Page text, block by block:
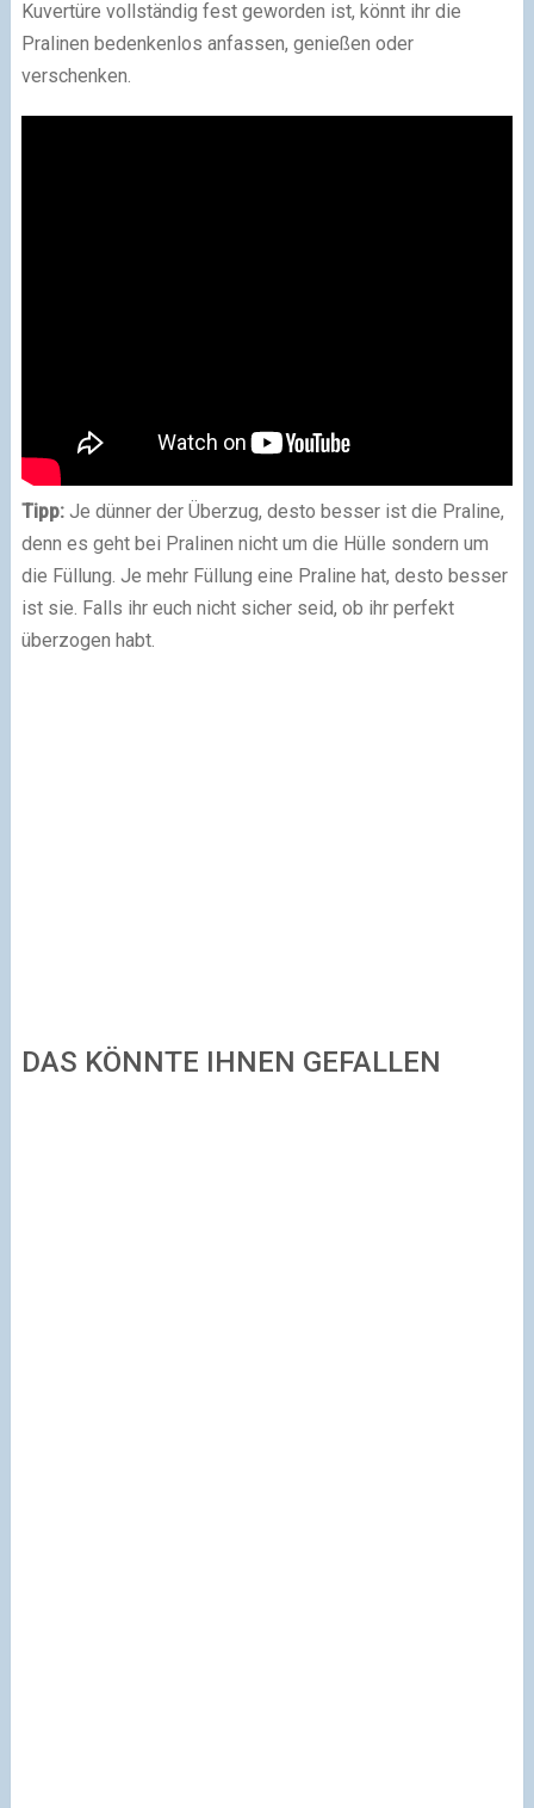
Kuvertüre vollständig fest geworden ist, könnt ihr die
Pralinen bedenkenlos anfassen, genießen oder
verschenken.
Tipp: Je dünner der Überzug, desto besser ist die Praline,
denn es geht bei Pralinen nicht um die Hülle sondern um
die Füllung. Je mehr Füllung eine Praline hat, desto besser
ist sie. Falls ihr euch nicht sicher seid, ob ihr perfekt
überzogen habt.
DAS KÖNNTE IHNEN GEFALLEN